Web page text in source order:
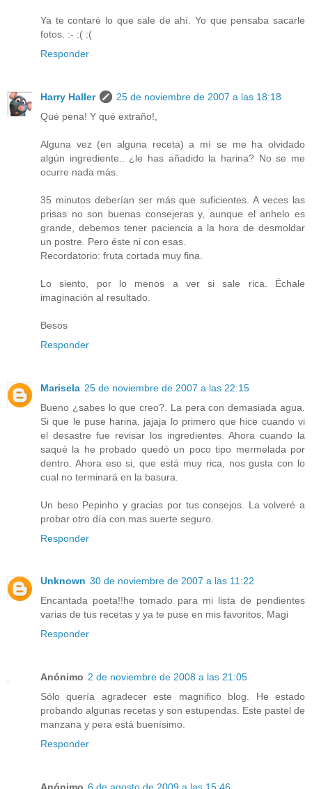
Ya te contaré lo que sale de ahí. Yo que pensaba sacarle
fotos. :- :( :(
Responder
Harry Haller
25 de noviembre de 2007 a las 18:18
Qué pena! Y qué extraño!,
Alguna vez (en alguna receta) a mí se me ha olvidado
algún ingrediente.. ¿le has añadido la harina? No se me
ocurre nada más.
35 minutos deberían ser más que suficientes. A veces las
prisas no son buenas consejeras y, aunque el anhelo es
grande, debemos tener paciencia a la hora de desmoldar
un postre. Pero éste ni con esas.
Recordatorio: fruta cortada muy fina.
Lo siento, por lo menos a ver si sale rica. Échale
imaginación al resultado.
Besos
Responder
Marisela 25 de noviembre de 2007 a las 22:15
Bueno ¿sabes lo que creo?. La pera con demasiada agua.
Si que le puse harina, jajaja lo primero que hice cuando vi
el desastre fue revisar los ingredientes. Ahora cuando la
saqué la he probado quedó un poco tipo mermelada por
dentro. Ahora eso si, que está muy rica, nos gusta con lo
cual no terminará en la basura.
Un beso Pepinho y gracias por tus consejos. La volveré a
probar otro día con mas suerte seguro.
Responder
Unknown 30 de noviembre de 2007 a las 11:22
Encantada poeta!!he tomado para mi lista de pendientes
varias de tus recetas y ya te puse en mis favoritos, Magi
Responder
Anónimo 2 de noviembre de 2008 a las 21:05
Sólo quería agradecer este magnifico blog. He estado
probando algunas recetas y son estupendas. Este pastel de
manzana y pera está buenísimo.
Responder